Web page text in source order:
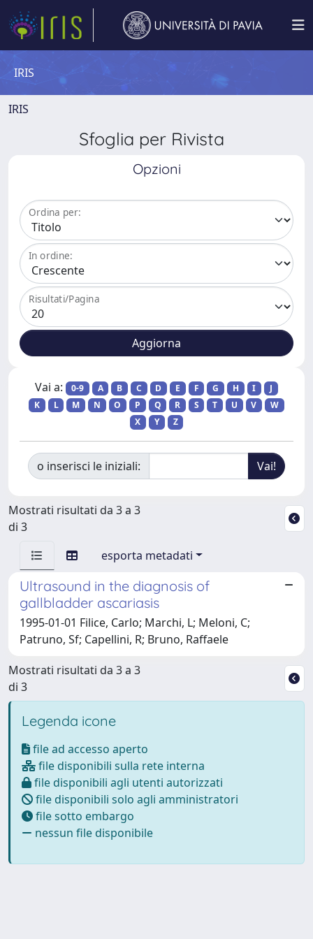
IRIS
IRIS
Sfoglia per Rivista
Opzioni
Ordina per:
In ordine:
Risultati/Pagina
Vai a: 0-9 A B C D E F G H I
J
K
L M N O P Q R S T U V
W
X
Y Z
o inserisci le iniziali:
Mostrati risultati da 3 a 3
di 3
esporta metadati
Ultrasound in the diagnosis of
gallbladder ascariasis
1995-01-01 Filice, Carlo; Marchi, L; Meloni, C;
Patruno, Sf; Capellini, R; Bruno, Raffaele
Mostrati risultati da 3 a 3
di 3
Legenda icone
file ad accesso aperto
file disponibili sulla rete interna
file disponibili agli utenti autorizzati
file disponibili solo agli amministratori
file sotto embargo
nessun file disponibile